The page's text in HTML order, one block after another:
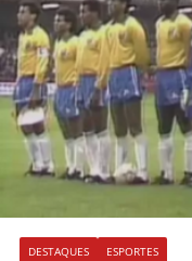
DESTAQUES ESPORTES